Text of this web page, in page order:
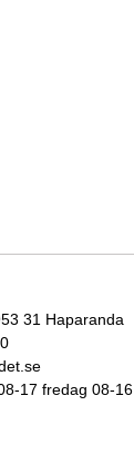
31 Haparanda
17 fredag 08-16